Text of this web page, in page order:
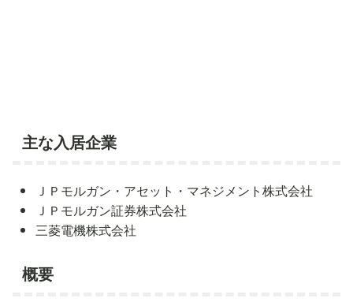
主な入居企業
ＪＰモルガン・アセット・マネジメント株式会社
ＪＰモルガン証券株式会社
三菱電機株式会社
概要